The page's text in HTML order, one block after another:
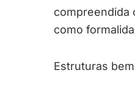
compreendida
como
Estruturas